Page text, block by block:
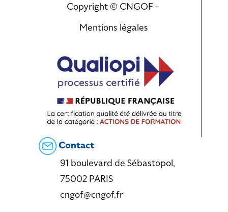
Copyright © CNGOF -
Mentions légales
Contact
91 boulevard de Sébastopol,
75002 PARIS
cngof@cngof.fr